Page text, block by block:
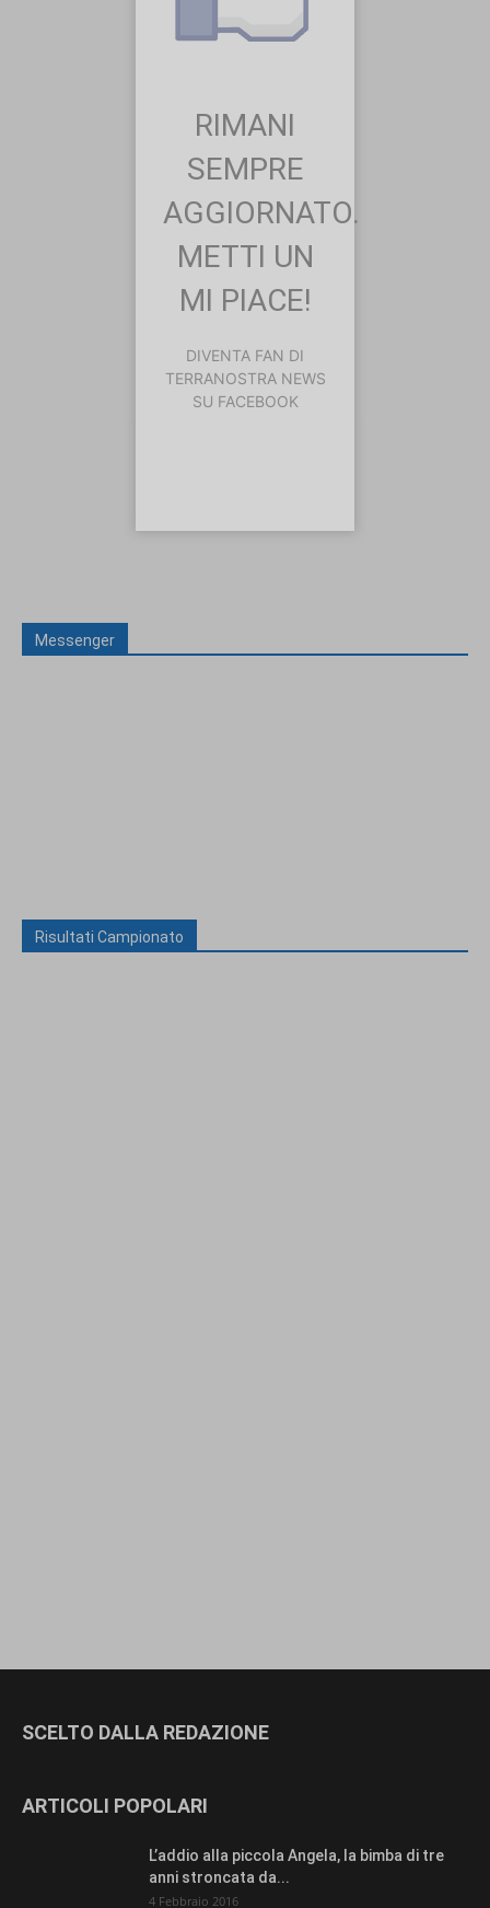
Messenger
Risultati Campionato
SCELTO DALLA REDAZIONE
ARTICOLI POPOLARI
L’addio alla piccola Angela, la bimba di tre
anni stroncata da...
4 Febbraio 2016
RIMANI
SEMPRE
AGGIORNATO.
METTI UN
MI PIACE!
DIVENTA FAN DI
TERRANOSTRA NEWS
SU FACEBOOK